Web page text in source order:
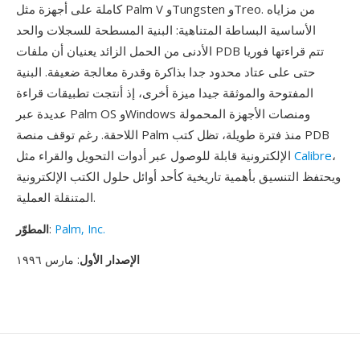
كاملة على أجهزة مثل Palm V وTungsten وTreo. من مزاياه
الأساسية البساطة المتناهية: البنية المسطحة للسجلات والحد
الأدنى من الحمل الزائد يعنيان أن ملفات PDB تتم قراءتها فوريا
حتى على عتاد محدود جدا بذاكرة وقدرة معالجة ضعيفة. البنية
المفتوحة والموثقة جيدا ميزة أخرى، إذ أنتجت تطبيقات قراءة
عديدة عبر Palm OS وWindows ومنصات الأجهزة المحمولة
اللاحقة. رغم توقف منصة Palm منذ فترة طويلة، تظل كتب PDB
Calibre،
ويحتفظ التنسيق بأهمية تاريخية كأحد أوائل حلول الكتب الإلكترونية
المتنقلة العملية.
المطوّر: Palm, Inc.
الإصدار الأول: مارس ١٩٩٦